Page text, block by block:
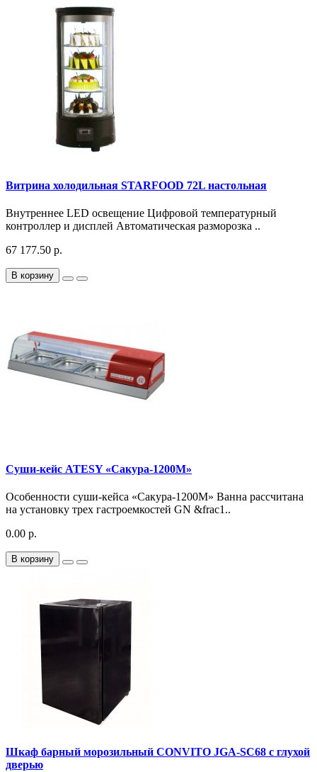
Витрина холодильная STARFOOD 72L настольная
Внутреннее LED освещение Цифровой температурный
контроллер и дисплей Автоматическая разморозка ..
67 177.50 р.
В корзину
Суши-кейс ATESY «Сакура-1200М»
Особенности суши-кейса «Сакура-1200М» Ванна рассчитана
на установку трех гастроемкостей GN &frac1..
0.00 р.
В корзину
Шкаф барный морозильный CONVITO JGA-SC68 с глухой
дверью